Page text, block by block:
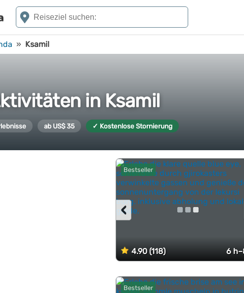
» Ksamil
in Ksamil
ab US$ 35 ✓ Kostenlose Stornierung
Bestseller
4.90 (118) 6
‹
Bestseller